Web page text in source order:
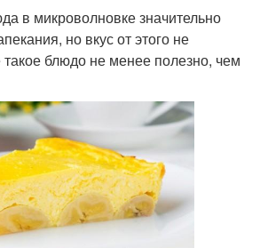
в микроволновке значительно
но вкус от этого не
такое блюдо не менее полезно, чем